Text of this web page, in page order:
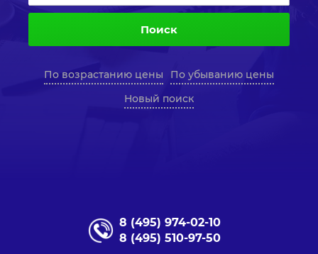
Поиск
По возрастанию цены
По убыванию цены
Новый поиск
8 (495) 974-02-10
8 (495) 510-97-50